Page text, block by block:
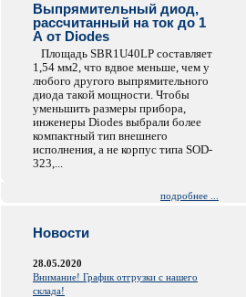
Выпрямительный диод,
рассчитанный на ток до 1
А от Diodes
Площадь SBR1U40LP составляет
1,54 мм2, что вдвое меньше, чем у
любого другого выпрямительного
диода такой мощности. Чтобы
уменьшить размеры прибора,
инженеры Diodes выбрали более
компактный тип внешнего
исполнения, а не корпус типа SOD-
323,...
подробнее ...
Новости
28.05.2020
Внимание! График отгрузки с нашего
склада!